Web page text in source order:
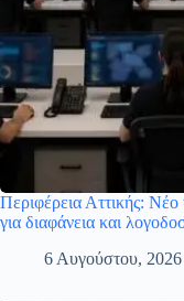
Περιφέρεια Αττικής:
για διαφάνεια και
6 Αυγούστου, 2026